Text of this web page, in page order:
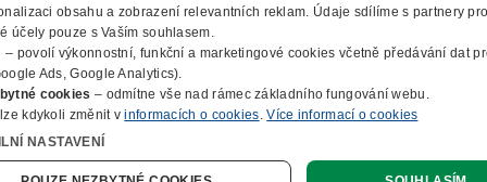
Doprava a montáž
Možnosti platby
Záruka, servis, reklamace
Ochrana osobních údajů
Informace o cookies
Jak nakupovat
Online poptávka
Naše katalogy
Reklamační formulář
Výroba kancelářského nábytku
Zpracování elektroodpadu
E-Procurement
O FIRMĚ
O nás
Kontakty
Členství v organizacích
Ocenění a certifikáty
© 2010 - 2026 B2B Partner s.r.o. - Všechna práva vyhrazena.
obsahu a zobrazení relevantních reklam. Údaje sdílíme s partnery
účely pouze s Vaším souhlasem.
– povolí výkonnostní, funkční a marketingové cookies včetně předávání dat
Ads, Google Analytics).
cookies – odmítne vše nad rámec základního fungování webu.
kdykoli změnit vinformacích o cookies. Více informací o cookies
NASTAVENÍ